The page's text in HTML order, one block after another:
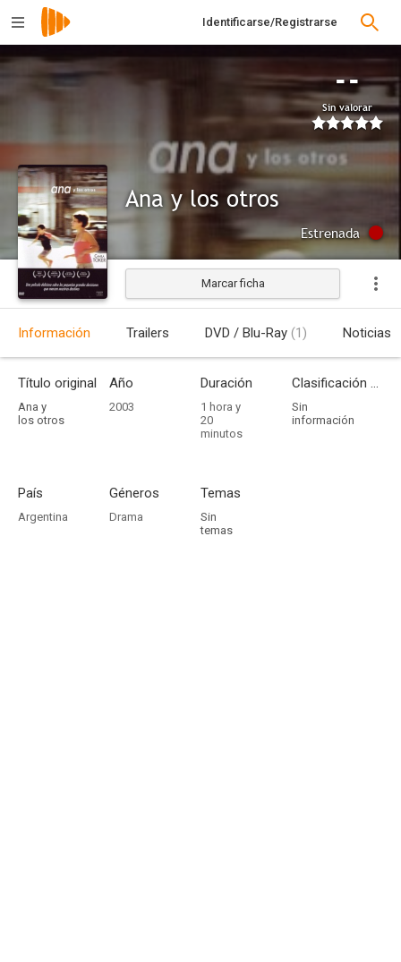
Identificarse/Registrarse
--
Sin valorar
Ana y los otros
Estrenada
Marcar ficha
Información Trailers DVD / Blu-Ray (1) Noticias
Título original
Ana y
los otros
Año
2003
Duración
1 hora y
20
minutos
Clasificación por edades
Sin
información
País
Argentina
Géneros
Drama
Temas
Sin
temas